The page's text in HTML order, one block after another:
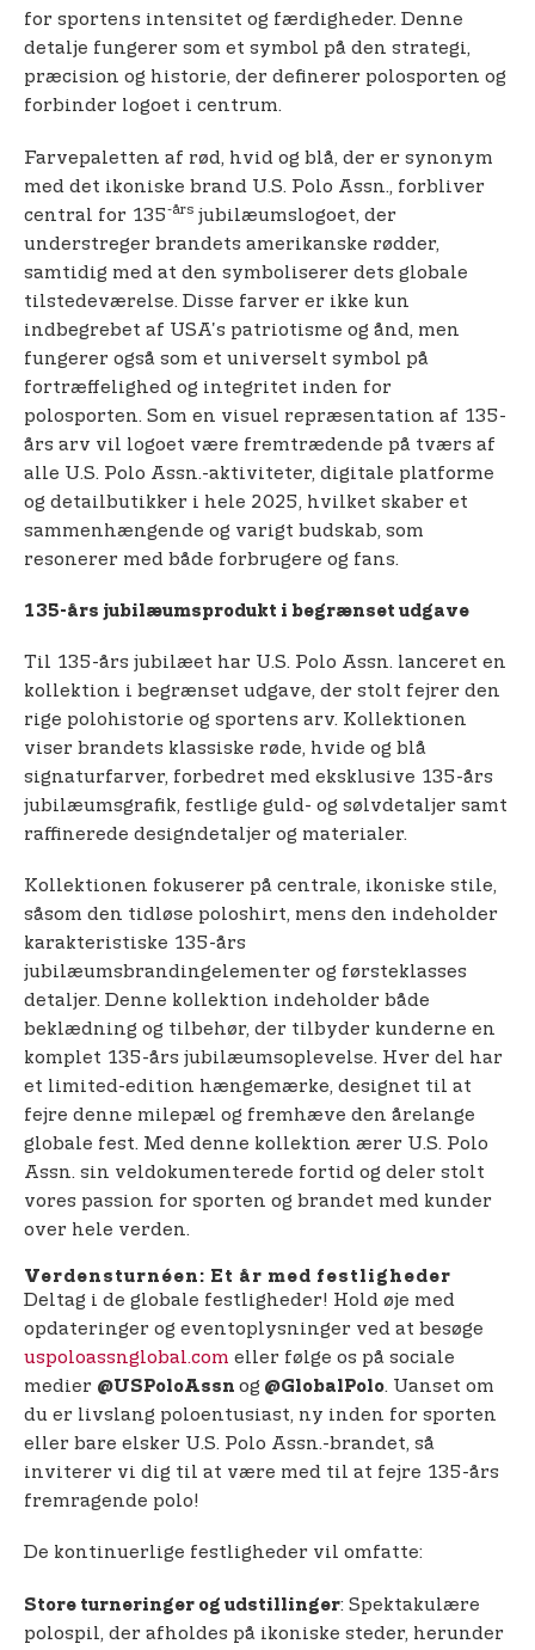
for sportens intensitet og færdigheder. Denne
detalje fungerer som et symbol på den strategi,
præcision og historie, der definerer polosporten og
forbinder logoet i centrum.
Farvepaletten af rød, hvid og blå, der er synonym
med det ikoniske brand U.S. Polo Assn., forbliver
central for 135-års jubilæumslogoet, der
understreger brandets amerikanske rødder,
samtidig med at den symboliserer dets globale
tilstedeværelse. Disse farver er ikke kun
indbegrebet af USA's patriotisme og ånd, men
fungerer også som et universelt symbol på
fortræffelighed og integritet inden for
polosporten. Som en visuel repræsentation af 135-
års arv vil logoet være fremtrædende på tværs af
alle U.S. Polo Assn.-aktiviteter, digitale platforme
og detailbutikker i hele 2025, hvilket skaber et
sammenhængende og varigt budskab, som
resonerer med både forbrugere og fans.
135-års jubilæumsprodukt i begrænset udgave
Til 135-års jubilæet har U.S. Polo Assn. lanceret en
kollektion i begrænset udgave, der stolt fejrer den
rige polohistorie og sportens arv. Kollektionen
viser brandets klassiske røde, hvide og blå
signaturfarver, forbedret med eksklusive 135-års
jubilæumsgrafik, festlige guld- og sølvdetaljer samt
raffinerede designdetaljer og materialer.
Kollektionen fokuserer på centrale, ikoniske stile,
såsom den tidløse poloshirt, mens den indeholder
karakteristiske 135-års
jubilæumsbrandingelementer og førsteklasses
detaljer. Denne kollektion indeholder både
beklædning og tilbehør, der tilbyder kunderne en
komplet 135-års jubilæumsoplevelse. Hver del har
et limited-edition hængemærke, designet til at
fejre denne milepæl og fremhæve den årelange
globale fest. Med denne kollektion ærer U.S. Polo
Assn. sin veldokumenterede fortid og deler stolt
vores passion for sporten og brandet med kunder
over hele verden.
Verdensturnéen: Et år med festligheder
Deltag i de globale festligheder! Hold øje med
opdateringer og eventoplysninger ved at besøge
uspoloassnglobal.com eller følge os på sociale
medier @USPoloAssn og @GlobalPolo. Uanset om
du er livslang poloentusiast, ny inden for sporten
eller bare elsker U.S. Polo Assn.-brandet, så
inviterer vi dig til at være med til at fejre 135-års
fremragende polo!
De kontinuerlige festligheder vil omfatte:
Store turneringer og udstillinger: Spektakulære
polospil, der afholdes på ikoniske steder, herunder